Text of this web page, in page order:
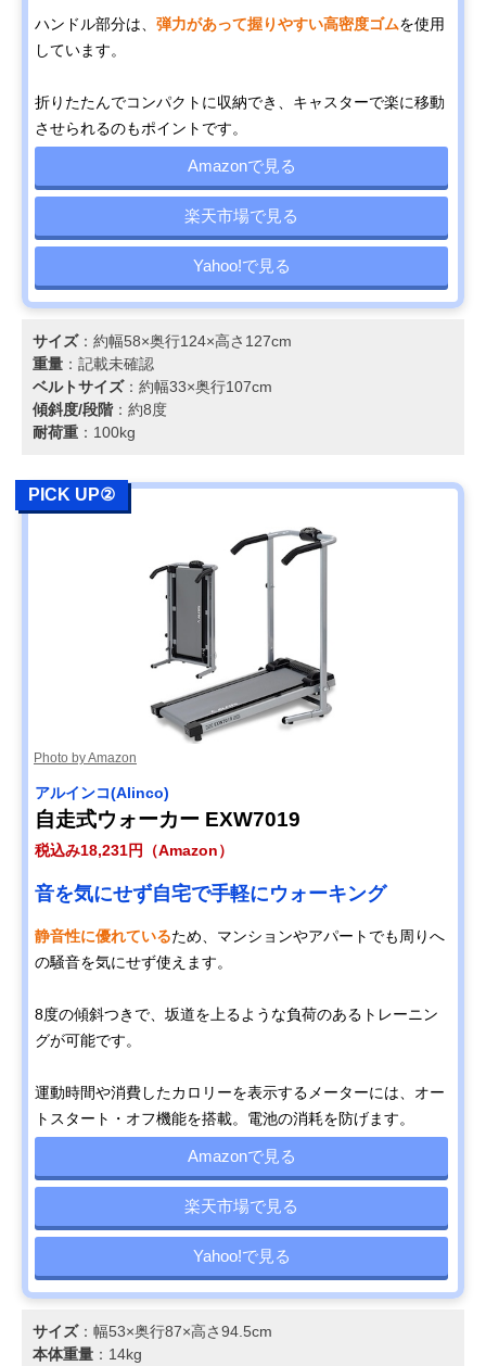
ハンドル部分は、 弾力があって握りやすい高密度ゴムを使用
しています。
折りたたんでコンパクトに収納でき、キャスターで楽に移動
させられるのもポイントです。
Amazonで見る
楽天市場で見る
Yahoo!で見る
サイズ：約幅58×奥行124×高さ127cm
重量 ：記載未確認
ベルトサイズ：約幅33×奥行107cm
傾斜度/段階：約8度
耐荷重 ：100kg
PICK UP②
Photo by Amazon
アルインコ(Alinco)
自走式ウォーカー EXW7019
税込み18,231円（Amazon）
音を気にせず自宅で手軽にウォーキング
静音性に優れているため、マンションやアパートでも周りへ
の騒音を気にせず使えます。
8度の傾斜つきで、坂道を上るような負荷のあるトレーニン
グが可能です。
運動時間や消費したカロリーを表示するメーターには、オー
トスタート・オフ機能を搭載。電池の消耗を防げます。
Amazonで見る
楽天市場で見る
Yahoo!で見る
サイズ：幅53×奥行87×高さ94.5cm
本体重量 ：14kg